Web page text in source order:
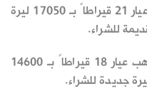
وتم تحديد سعر غرام الذهب عيار 21 قيراطاً بـ 17050 ليرة
فيما تم تحديد سعر غرام الذهب عيار 18 قيراطاً بـ 14600